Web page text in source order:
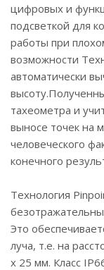
цифровых и
подсветкой для
работы при
возможности
автоматически
тахеометра и
выносе точек на
человеческого
конечного
Технология
Это
луча, т.е. на
х 25 мм. Класс